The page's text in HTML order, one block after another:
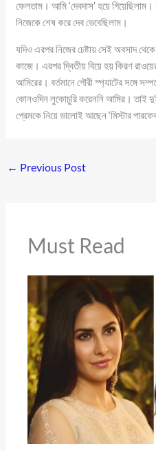
ফেলতাম। আমি ‘দেবদাস’ হয়ে
নিজেকে শেষ করে দেব ভেবেছিলাম।
যদিও এরপর নিজের চেষ্টায় সেই অবসাদ
কাজে। এরপর দ্বিতীয় বিয়ে হয় কিরণ
আমিরের। বর্তমানে গৌরী স্প্যাটের সঙ্গে
কোনওদিন লুকোচুরি করেননি আমির। তাই দুই
প্রেমকে নিয়ে ভালোই আছেন ‘মিস্টার
← Previous Post
Must Read